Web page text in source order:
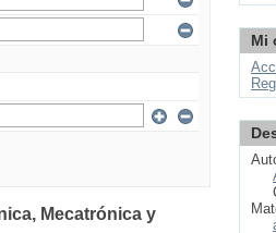
Mecatrónica y
Mi